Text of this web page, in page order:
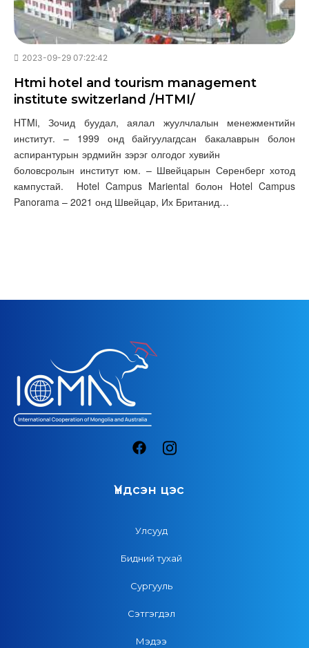
2023-09-29 07:22:42
Htmi hotel and tourism management
institute switzerland /HTMI/
HTMi, Зочид буудал, аялал жуулчлалын менежментийн
институт. – 1999 онд байгуулагдсан бакалаврын болон
аспирантурын эрдмийн зэрэг олгодог хувийн
боловсролын институт юм. – Швейцарын Сөренберг хотод
кампустай. Hotel Campus Mariental болон Hotel Campus
Panorama – 2021 онд Швейцар, Их Британид…
Үндсэн цэс
Улсууд
Бидний тухай
Сургууль
Сэтгэгдэл
Мэдээ